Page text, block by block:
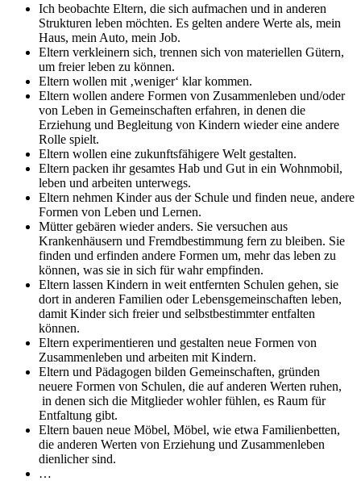
Ich beobachte Eltern, die sich aufmachen und in anderen
Strukturen leben möchten. Es gelten andere Werte als, mein
Haus, mein Auto, mein Job.
Eltern verkleinern sich, trennen sich von materiellen Gütern,
um freier leben zu können.
Eltern wollen mit ‚weniger‘ klar kommen.
Eltern wollen andere Formen von Zusammenleben und/oder
von Leben in Gemeinschaften erfahren, in denen die
Erziehung und Begleitung von Kindern wieder eine andere
Rolle spielt.
Eltern wollen eine zukunftsfähigere Welt gestalten.
Eltern packen ihr gesamtes Hab und Gut in ein Wohnmobil,
leben und arbeiten unterwegs.
Eltern nehmen Kinder aus der Schule und finden neue, andere
Formen von Leben und Lernen.
Mütter gebären wieder anders. Sie versuchen aus
Krankenhäusern und Fremdbestimmung fern zu bleiben. Sie
finden und erfinden andere Formen um, mehr das leben zu
können, was sie in sich für wahr empfinden.
Eltern lassen Kindern in weit entfernten Schulen gehen, sie
dort in anderen Familien oder Lebensgemeinschaften leben,
damit Kinder sich freier und selbstbestimmter entfalten
können.
Eltern experimentieren und gestalten neue Formen von
Zusammenleben und arbeiten mit Kindern.
Eltern und Pädagogen bilden Gemeinschaften, gründen
neuere Formen von Schulen, die auf anderen Werten ruhen,
in denen sich die Mitglieder wohler fühlen, es Raum für
Entfaltung gibt.
Eltern bauen neue Möbel, Möbel, wie etwa Familienbetten,
die anderen Werten von Erziehung und Zusammenleben
dienlicher sind.
…